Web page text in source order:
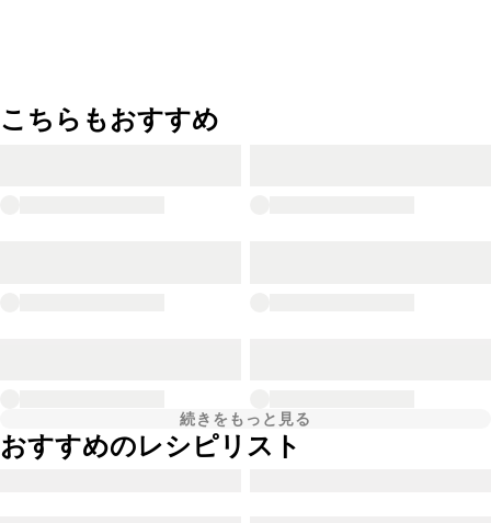
こちらもおすすめ
続きをもっと見る
おすすめのレシピリスト